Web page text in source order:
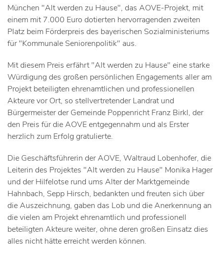
München "Alt werden zu Hause", das AOVE-Projekt, mit
einem mit 7.000 Euro dotierten hervorragenden zweiten
Platz beim Förderpreis des bayerischen Sozialministeriums
für "Kommunale Seniorenpolitik" aus.
Mit diesem Preis erfährt "Alt werden zu Hause" eine starke
Würdigung des großen persönlichen Engagements aller am
Projekt beteiligten ehrenamtlichen und professionellen
Akteure vor Ort, so stellvertretender Landrat und
Bürgermeister der Gemeinde Poppenricht Franz Birkl, der
den Preis für die AOVE entgegennahm und als Erster
herzlich zum Erfolg gratulierte.
Die Geschäftsführerin der AOVE, Waltraud Lobenhofer, die
Leiterin des Projektes "Alt werden zu Hause" Monika Hager
und der Hilfelotse rund ums Alter der Marktgemeinde
Hahnbach, Sepp Hirsch, bedankten und freuten sich über
die Auszeichnung, gaben das Lob und die Anerkennung an
die vielen am Projekt ehrenamtlich und professionell
beteiligten Akteure weiter, ohne deren großen Einsatz dies
alles nicht hätte erreicht werden können.